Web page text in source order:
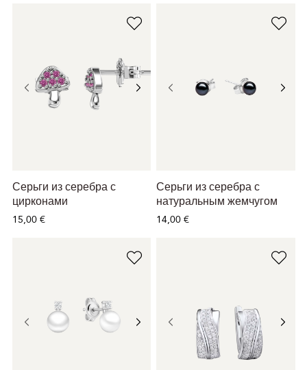
Серьги из серебра с
цирконами
15,00 €
Серьги из серебра с
натуральным жемчугом
14,00 €